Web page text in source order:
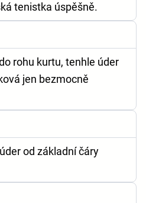
tenistka úspěšně.
rohu kurtu, tenhle úder
jen bezmocně
od základní čáry